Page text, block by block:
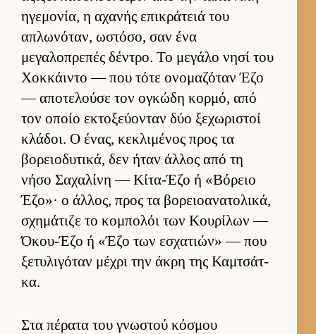
ηγεμονία, η αχανής επικράτειά του
απλωνόταν, ωστόσο, σαν ένα
μεγαλοπρεπές δέντρο. Το μεγάλο νησί του
Χοκ­κάι­ντο — που τότε ονομαζόταν Έζο
— αποτελούσε τον ογκώδη κορ­μό, από
τον οποίο εκτοξεύ­ονταν δύο ξεχωριστοί
κλάδοι. Ο ένας, κεκλιμένος προς τα
βορειο­δυτικά, δεν ήταν άλ­λος από τη
νήσο Σαχαλίνη — Κίτα-Έζο ή «Βόρειο
Έζο»· ο άλ­λος, προς τα βορειο­ανατολικά,
σχημάτιζε το κομπολόι των Κου­ρίλων —
Όκου-Έζο ή «Έζο των εσχατιών» — που
ξετυλιγόταν μέχρι την άκρη της Καμ­τσάτ­
κα.
Στα πέρατα του γνωστού κόσμου